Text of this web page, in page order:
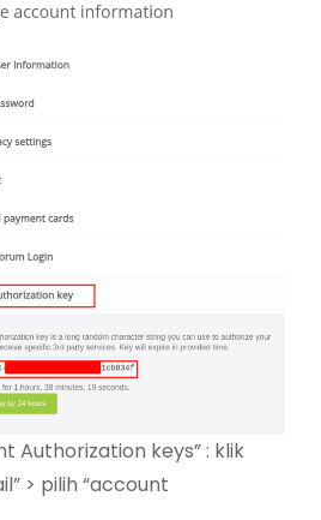
Authorization keys” : klik
> pilih “account